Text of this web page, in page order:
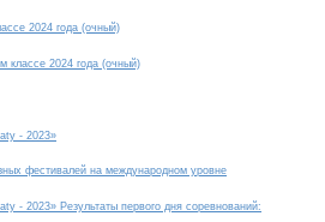
2024 года (очный)
классе 2024 года (очный)
- 2023»
фестивалей на международном уровне
- 2023» Результаты первого дня соревнований: